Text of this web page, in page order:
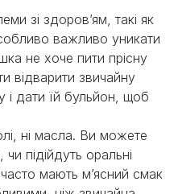
зі здоров’ям, такі як
важливо уникати
не хоче пити прісну
відварити звичайну
і дати їй бульйон, щоб
ні масла. Ви можете
підійдуть оральні
часто мають м’ясний смак